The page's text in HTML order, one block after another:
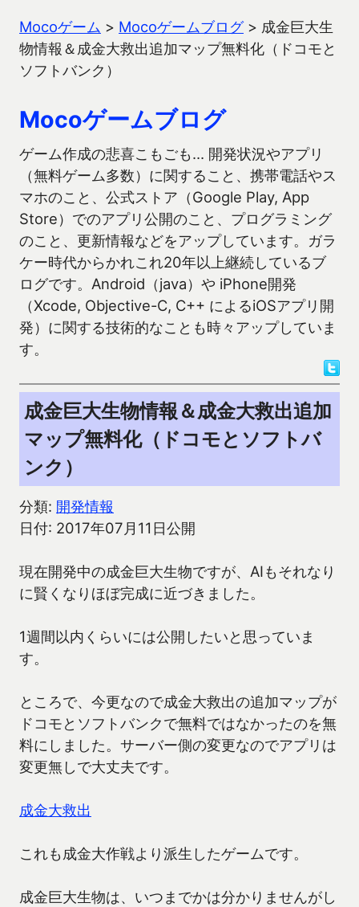
Mocoゲーム > Mocoゲームブログ> 成金巨大生
物情報＆成金大救出追加マップ無料化（ドコモと
ソフトバンク）
Mocoゲームブログ
ゲーム作成の悲喜こもごも… 開発状況やアプリ
（無料ゲーム多数）に関すること、携帯電話やス
マホのこと、公式ストア（Google Play, App
Store）でのアプリ公開のこと、プログラミング
のこと、更新情報などをアップしています。ガラ
ケー時代からかれこれ20年以上継続しているブ
ログです。Android（java）や iPhone開発
（Xcode, Objective-C, C++ によるiOSアプリ開
発）に関する技術的なことも時々アップしていま
す。
成金巨大生物情報＆成金大救出追加
マップ無料化（ドコモとソフトバ
ンク）
分類: 開発情報
日付: 2017年07月11日公開
現在開発中の成金巨大生物ですが、AIもそれなり
に賢くなりほぼ完成に近づきました。
1週間以内くらいには公開したいと思っていま
す。
ところで、今更なので成金大救出の追加マップが
ドコモとソフトバンクで無料ではなかったのを無
料にしました。サーバー側の変更なのでアプリは
変更無しで大丈夫です。
成金大救出
これも成金大作戦より派生したゲームです。
成金巨大生物は、いつまでかは分かりませんがし